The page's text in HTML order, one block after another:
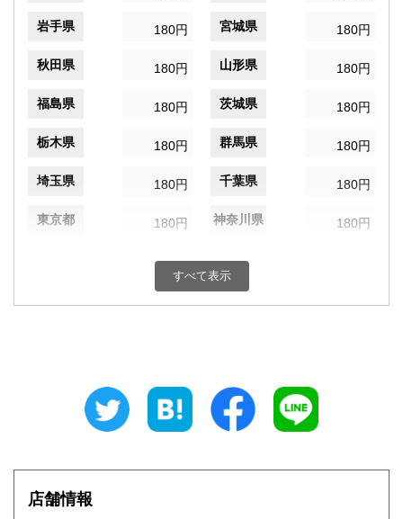
岩手県 180円 宮城県 180円
秋田県 180円 山形県 180円
福島県 180円 茨城県 180円
栃木県 180円 群馬県 180円
埼玉県 180円 千葉県 180円
東京都 180円 神奈川県 180円
180円 富山県
180円 三重県
大阪府
すべて表示
店舗情報